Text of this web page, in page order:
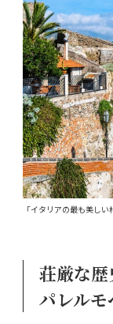
「イタリアの最も美し
荘厳な
パレルモ